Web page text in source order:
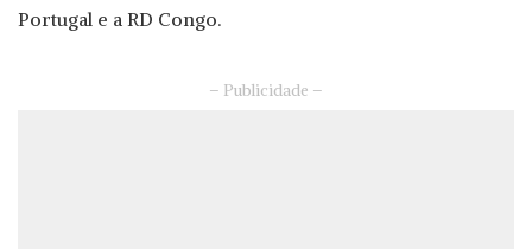
Portugal e a RD Congo.
– Publicidade –